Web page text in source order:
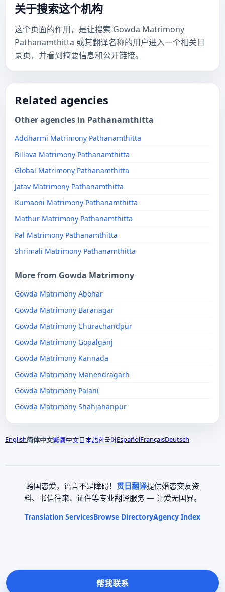
关于搜索这个机构
这个页面的作用，是让搜索 Gowda Matrimony
Pathanamthitta 或其翻译名称的用户进入一个相关目
录页，并看到摘要信息和公开链接。
Related agencies
Other agencies in Pathanamthitta
Addharmi Matrimony Pathanamthitta
Billava Matrimony Pathanamthitta
Global Matrimony Pathanamthitta
Jatav Matrimony Pathanamthitta
Kumaoni Matrimony Pathanamthitta
Mathur Matrimony Pathanamthitta
Pal Matrimony Pathanamthitta
Shrimali Matrimony Pathanamthitta
More from Gowda Matrimony
Gowda Matrimony Abohar
Gowda Matrimony Baranagar
Gowda Matrimony Churachandpur
Gowda Matrimony Gopalganj
Gowda Matrimony Kannada
Gowda Matrimony Manendragarh
Gowda Matrimony Palani
Gowda Matrimony Shahjahanpur
English简体中文繁體中文日本語한국어EspañolFrançaisDeutsch
跨国恋爱，语言不是障碍！ 贯日翻译提供婚恋交友资
料、书信往来、证件等专业翻译服务 — 让爱无国界。
Translation ServicesBrowse DirectoryAgency Index
帮我联系